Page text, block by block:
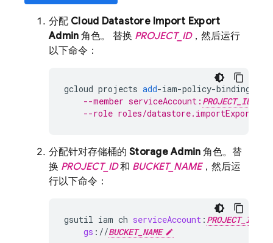
分配 Cloud Datastore Import Export
Admin 角色。 替换 PROJECT_ID，然后运行
以下命令：
gcloud projects add-iam-policy-binding
--member serviceAccount: PROJECT_ID
--role roles/
分配针对存储桶的 Storage Admin 角色。替
换 PROJECT_ID和 BUCKET_NAME，然后运
行以下命令：
gsutil iam ch serviceAccount : PROJECT_ID
gs : //BUCKET_NAME